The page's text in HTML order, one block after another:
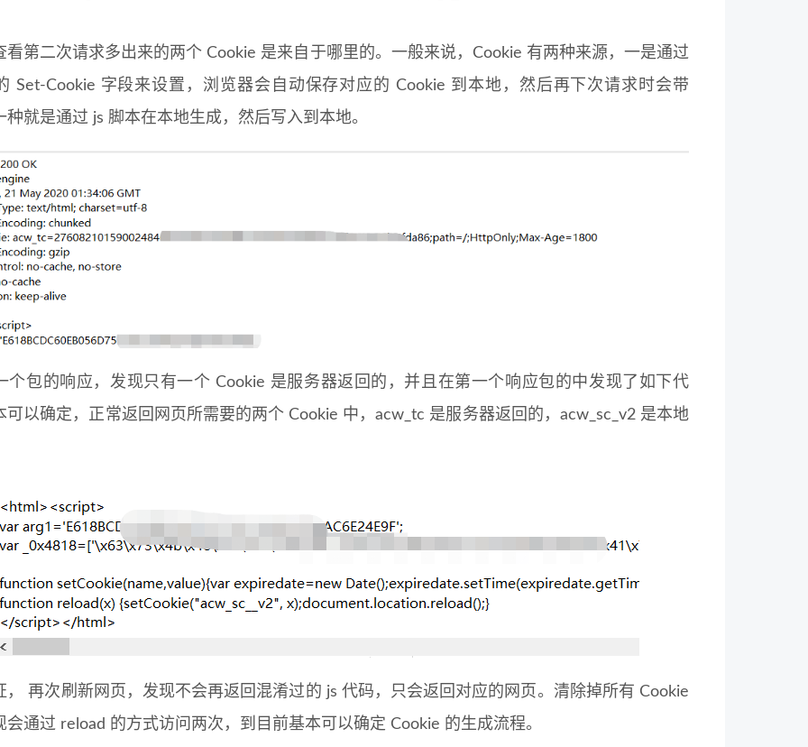
看第二次请求多出来的两个 Cookie 是来自于哪里的。一般来说，Cookie 有两种来源，一是通过
Set-Cookie 字段来设置，浏览器会自动保存对应的 Cookie 到本地，然后再下次请求时会带
种就是通过 js 脚本在本地生成，然后写入到本地。
个包的响应，发现只有一个 Cookie 是服务器返回的，并且在第一个响应包的中发现了如下代
可以确定，正常返回网页所需要的两个 Cookie 中，acw_tc 是服务器返回的，acw_sc_v2 是本地
， 再次刷新网页，发现不会再返回混淆过的 js 代码，只会返回对应的网页。清除掉所有 Cookie
会通过 reload 的方式访问两次，到目前基本可以确定 Cookie 的生成流程。